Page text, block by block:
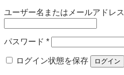
ユーザー名またはメールアドレス
パスワード *必
ログイン状態を保存
ログイン